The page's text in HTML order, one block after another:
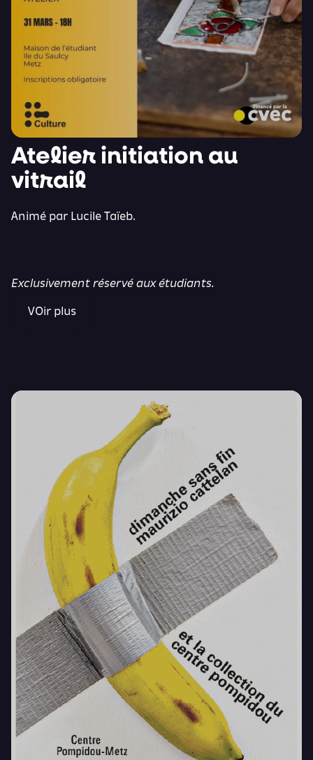
Atelier initiation au
vitrail
Animé par Lucile Taïeb.
Exclusivement réservé aux étudiants.
VOir plus